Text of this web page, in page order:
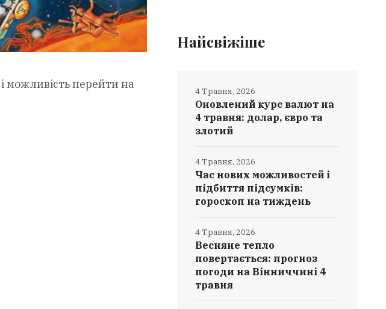
можливість перейти на
Найсвіжіше
Оновлений курс валют на
4 травня: долар, євро та
злотий
4 Травня, 2026
Час нових можливостей і
підбиття підсумків:
гороскоп на тиждень
4 Травня, 2026
Весняне тепло
повертається: прогноз
погоди на Вінниччині 4
травня
4 Травня, 2026